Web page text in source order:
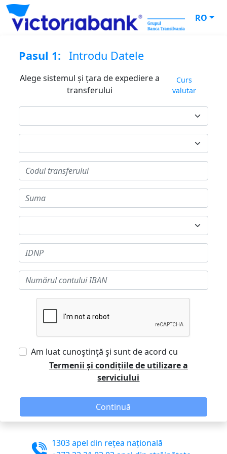
RO
Pasul 1: Introdu Datele
Alege sistemul și țara de expediere a
transferului
Curs
valutar
Am luat cunoştinţă şi sunt de acord cu
Termenii și condițiile de utilizare a
serviciului
Continuă
1303 apel din rețea națională